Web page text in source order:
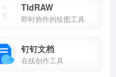
TldRAW
即时协作的绘图工具
钉钉文档
在线创作工具